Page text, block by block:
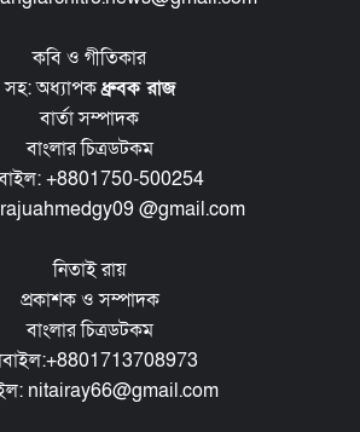
কবি ও গীতিকার
সহ: অধ্যাপকধ্রুবক রাজ
বার্তা সম্পাদক
বাংলার চিত্রডটকম
+8801750-500254
@gmail.com
নিতাই রায়
প্রকাশক ও সম্পাদক
বাংলার চিত্রডটকম
nitairay66@gmail.com